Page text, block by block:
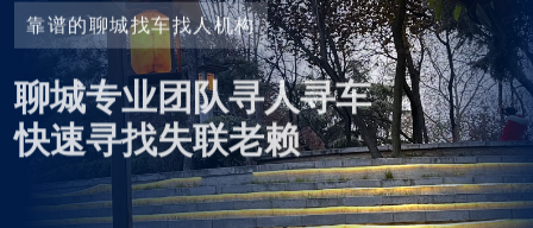
靠谱的聊城找车找人机构
聊城专业团队寻人寻车
快速寻找失联老赖